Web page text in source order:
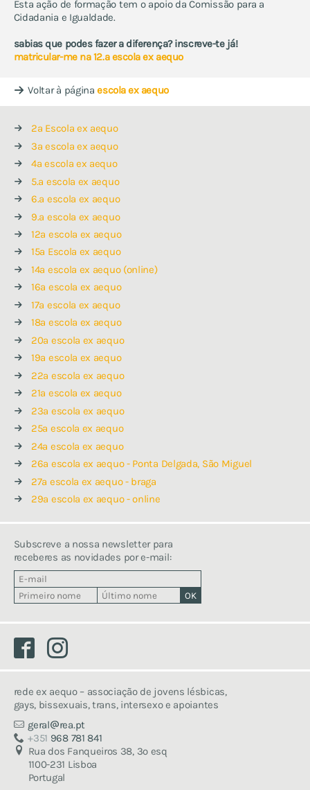
Esta ação de formação tem o apoio da Comissão para a
Cidadania e Igualdade.
sabias que podes fazer a diferença? inscreve-te já!
matricular-me na 12.ª escola ex aequo
Voltar à páginaescola ex aequo
2ª Escola ex aequo
3ª escola ex aequo
4ª escola ex aequo
5.ª escola ex aequo
6.ª escola ex aequo
9.ª escola ex aequo
12ª escola ex aequo
15ª Escola ex aequo
14ª escola ex aequo (online)
16ª escola ex aequo
17ª escola ex aequo
18ª escola ex aequo
20ª escola ex aequo
19ª escola ex aequo
22ª escola ex aequo
21ª escola ex aequo
23ª escola ex aequo
25ª escola ex aequo
24ª escola ex aequo
26ª escola ex aequo - Ponta Delgada, São Miguel
27a escola ex aequo - braga
29a escola ex aequo - online
Facebook
rede ex aequo – associação de jovens lésbicas,
gays, bissexuais, trans, intersexo e apoiantes
geral
rea.pt
+351 968 781 841
Rua dos Fanqueiros 38, 3º esq
1100-231 Lisboa
Portugal
Subscreve a nossa newsletter para
receberes as novidades por e-mail: